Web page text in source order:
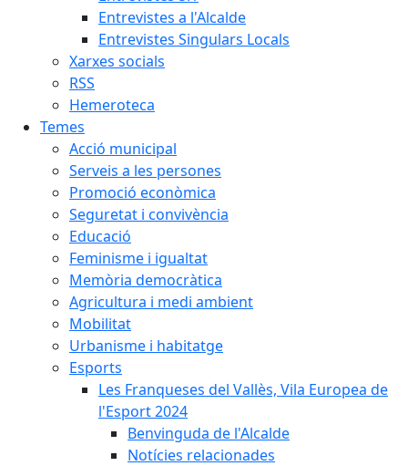
Entrevistes a l'Alcalde
Entrevistes Singulars Locals
Xarxes socials
RSS
Hemeroteca
Temes
Acció municipal
Serveis a les persones
Promoció econòmica
Seguretat i convivència
Educació
Feminisme i igualtat
Memòria democràtica
Agricultura i medi ambient
Mobilitat
Urbanisme i habitatge
Esports
Les Franqueses del Vallès, Vila Europea de
l'Esport 2024
Benvinguda de l'Alcalde
Notícies relacionades